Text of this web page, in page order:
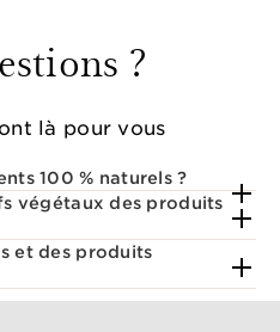
?
là pour vous
100 % naturels ?
végétaux des produits
et des produits